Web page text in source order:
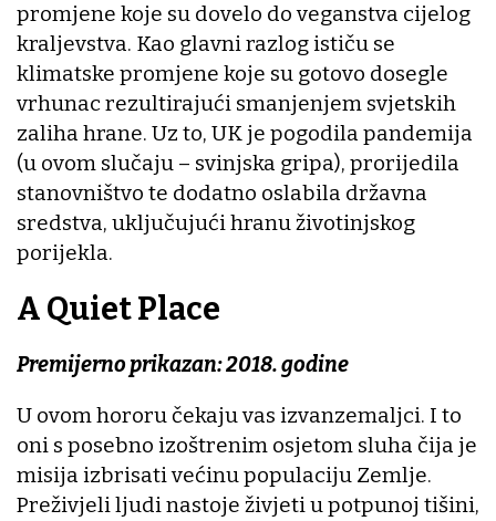
promjene koje su dovelo do veganstva cijelog
kraljevstva. Kao glavni razlog ističu se
klimatske promjene koje su gotovo dosegle
vrhunac rezultirajući smanjenjem svjetskih
zaliha hrane. Uz to, UK je pogodila pandemija
(u ovom slučaju – svinjska gripa), prorijedila
stanovništvo te dodatno oslabila državna
sredstva, uključujući hranu životinjskog
porijekla.
A Quiet Place
Premijerno prikazan: 2018. godine
U ovom hororu čekaju vas izvanzemaljci. I to
oni s posebno izoštrenim osjetom sluha čija je
misija izbrisati većinu populaciju Zemlje.
Preživjeli ljudi nastoje živjeti u potpunoj tišini,